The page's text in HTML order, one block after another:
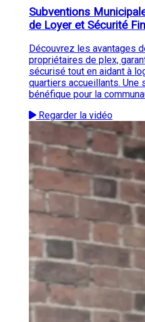
Subventions
de Loyer et Sécurité
Découvrez les avantages
propriétaires de plex,
sécurisé tout en aidant à
quartiers accueillants. Une
bénéfique pour la
Regarder la vidéo